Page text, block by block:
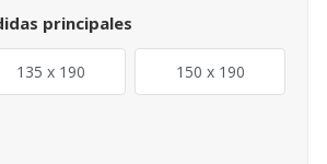
principales
135 x 190 150 x 190